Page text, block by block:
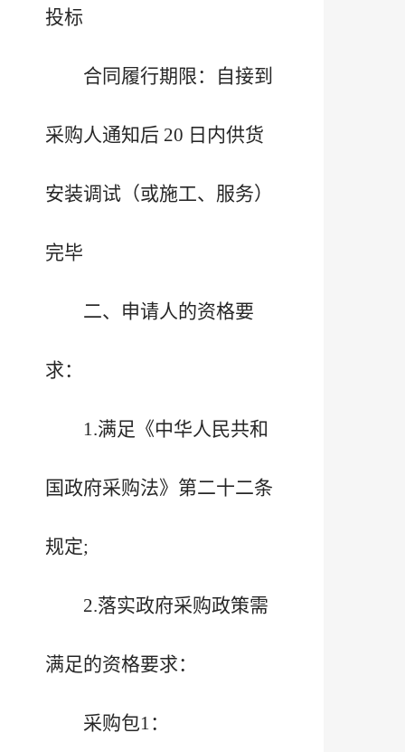
投标
合同履行期限：自接到
采购人通知后 20 日内供货
安装调试（或施工、服务）
完毕
二、申请人的资格要
求：
1.满足《中华人民共和
国政府采购法》第二十二条
规定;
2.落实政府采购政策需
满足的资格要求：
采购包1：